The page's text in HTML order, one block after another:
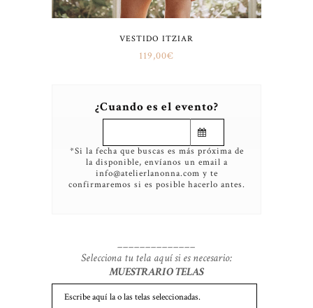
VESTIDO ITZIAR
119,00€
¿Cuando es el evento?
*Si la fecha que buscas es más próxima de
la disponible, envíanos un email a
info@atelierlanonna.com y te
confirmaremos si es posible hacerlo antes.
______________
Selecciona tu tela aquí si es necesario:
MUESTRARIO TELAS